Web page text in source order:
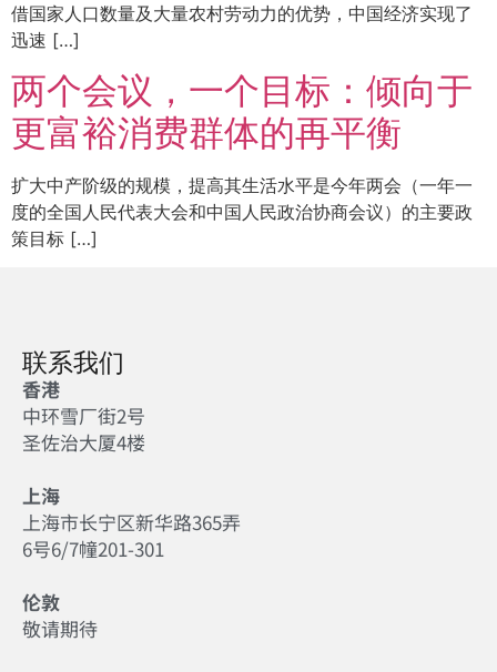
借国家人口数量及大量农村劳动力的优势，中国经济实现了
迅速 […]
两个会议，一个目标：倾向于
更富裕消费群体的再平衡
扩大中产阶级的规模，提高其生活水平是今年两会（一年一
度的全国人民代表大会和中国人民政治协商会议）的主要政
策目标 […]
联系我们
香港
中环雪厂街2号
圣佐治大厦4楼
上海
上海市长宁区新华路365弄
6号6/7幢201-301
伦敦
敬请期待